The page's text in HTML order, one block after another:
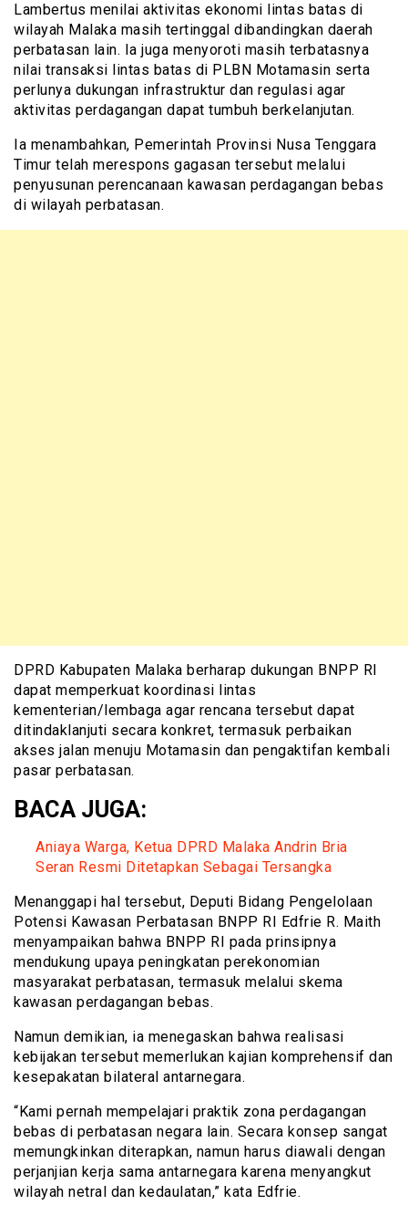
Lambertus menilai aktivitas ekonomi lintas batas di
wilayah Malaka masih tertinggal dibandingkan daerah
perbatasan lain. Ia juga menyoroti masih terbatasnya
nilai transaksi lintas batas di PLBN Motamasin serta
perlunya dukungan infrastruktur dan regulasi agar
aktivitas perdagangan dapat tumbuh berkelanjutan.
Ia menambahkan, Pemerintah Provinsi Nusa Tenggara
Timur telah merespons gagasan tersebut melalui
penyusunan perencanaan kawasan perdagangan bebas
di wilayah perbatasan.
DPRD Kabupaten Malaka berharap dukungan BNPP RI
dapat memperkuat koordinasi lintas
kementerian/lembaga agar rencana tersebut dapat
ditindaklanjuti secara konkret, termasuk perbaikan
akses jalan menuju Motamasin dan pengaktifan kembali
pasar perbatasan.
BACA JUGA:
Aniaya Warga, Ketua DPRD Malaka Andrin Bria
Seran Resmi Ditetapkan Sebagai Tersangka
Menanggapi hal tersebut, Deputi Bidang Pengelolaan
Potensi Kawasan Perbatasan BNPP RI Edfrie R. Maith
menyampaikan bahwa BNPP RI pada prinsipnya
mendukung upaya peningkatan perekonomian
masyarakat perbatasan, termasuk melalui skema
kawasan perdagangan bebas.
Namun demikian, ia menegaskan bahwa realisasi
kebijakan tersebut memerlukan kajian komprehensif dan
kesepakatan bilateral antarnegara.
“Kami pernah mempelajari praktik zona perdagangan
bebas di perbatasan negara lain. Secara konsep sangat
memungkinkan diterapkan, namun harus diawali dengan
perjanjian kerja sama antarnegara karena menyangkut
wilayah netral dan kedaulatan,” kata Edfrie.